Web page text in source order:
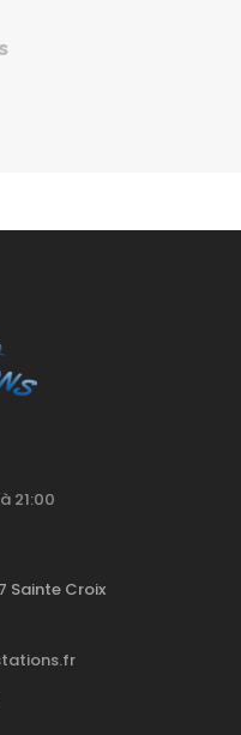
21:00
Sainte Croix